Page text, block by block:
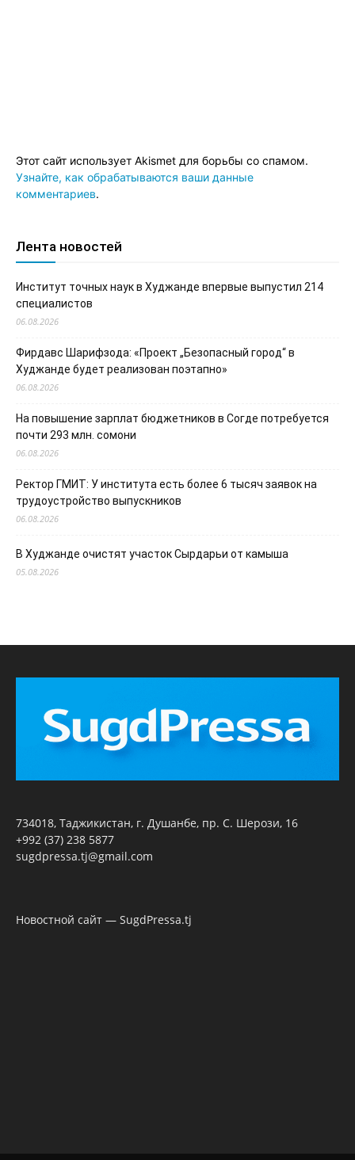
Этот сайт использует Akismet для борьбы со спамом.
Узнайте, как обрабатываются ваши данные
комментариев.
Лента новостей
Институт точных наук в Худжанде впервые выпустил 214
специалистов
06.08.2026
Фирдавс Шарифзода: «Проект „Безопасный город“ в
Худжанде будет реализован поэтапно»
06.08.2026
На повышение зарплат бюджетников в Согде потребуется
почти 293 млн. сомони
06.08.2026
Ректор ГМИТ: У института есть более 6 тысяч заявок на
трудоустройство выпускников
06.08.2026
В Худжанде очистят участок Сырдарьи от камыша
05.08.2026
734018, Таджикистан, г. Душанбе, пр. С. Шерози, 16
+992 (37) 238 5877
sugdpressa.tj@gmail.com
Новостной сайт — SugdPressa.tj